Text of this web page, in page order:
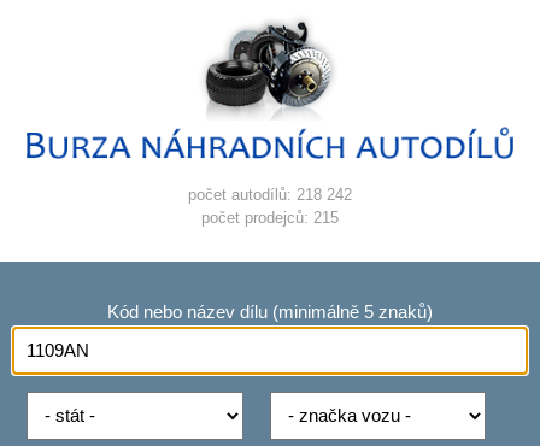
počet autodílů: 218 242
počet prodejců: 215
Kód nebo název dílu (minimálně 5 znaků)